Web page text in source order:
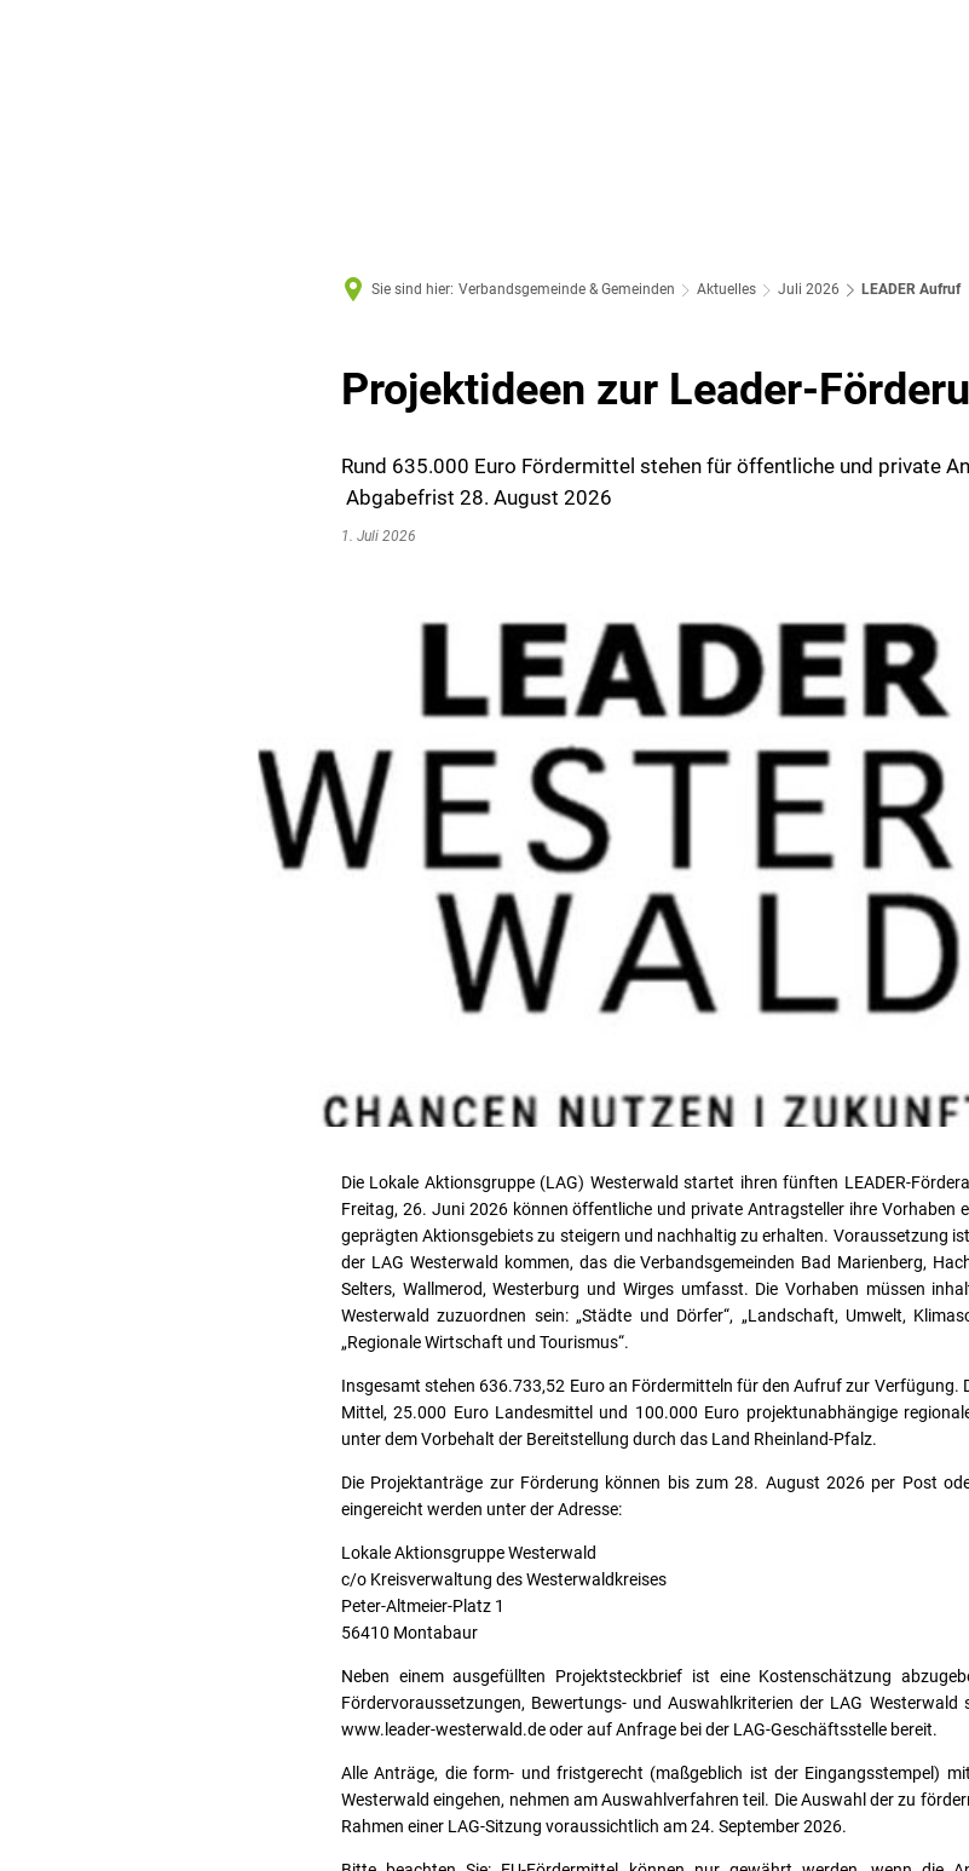
Sie sind hier: Verbandsgemeinde & Gemeinden Aktuelles Juli 2026 LEADER Aufruf
Projektideen zur Leader-
Rund 635.000 Euro Fördermittel stehen für öffentliche und private
Abgabefrist 28. August 2026
1. Juli 2026
Die Lokale Aktionsgruppe (LAG) Westerwald startet ihren fünften LEADER-
Freitag, 26. Juni 2026 können öffentliche und private Antragsteller ihre Vorhaben
geprägten Aktionsgebiets zu steigern und nachhaltig zu erhalten. Voraussetzung
der LAG Westerwald kommen, das die Verbandsgemeinden Bad Marienberg,
Selters, Wallmerod, Westerburg und Wirges umfasst. Die Vorhaben müssen
Westerwald zuzuordnen sein: „Städte und Dörfer“, „Landschaft, Umwelt,
„Regionale Wirtschaft und Tourismus“.
Insgesamt stehen 636.733,52 Euro an Fördermitteln für den Aufruf zur Verfügung.
Mittel, 25.000 Euro Landesmittel und 100.000 Euro projektunabhängige
unter dem Vorbehalt der Bereitstellung durch das Land Rheinland-Pfalz.
Die Projektanträge zur Förderung können bis zum 28. August 2026 per Post
eingereicht werden unter der Adresse:
Lokale Aktionsgruppe Westerwald
c/o Kreisverwaltung des Westerwaldkreises
Peter-Altmeier-Platz 1
56410 Montabaur
Neben einem ausgefüllten Projektsteckbrief ist eine Kostenschätzung
Fördervoraussetzungen, Bewertungs- und Auswahlkriterien der LAG
www.leader-westerwald.de oder auf Anfrage bei der LAG-Geschäftsstelle bereit.
Alle Anträge, die form- und fristgerecht (maßgeblich ist der Eingangsstempel)
Westerwald eingehen, nehmen am Auswahlverfahren teil. Die Auswahl der zu
Rahmen einer LAG-Sitzung voraussichtlich am 24. September 2026.